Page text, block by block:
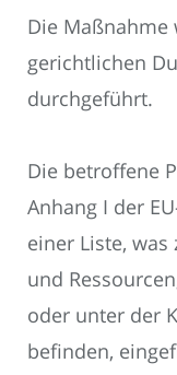
Die
gerichtlichen
durchgeführt.
Die betroffene
Anhang I der
einer Liste, was
und
oder unter der
befinden,